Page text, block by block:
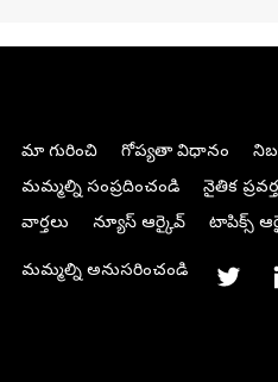
మా గురించి గోప్యతా విధానం
మమ్మల్ని సంప్రదించండి
నైతిక
వార్తలు
న్యూస్ ఆర్కైవ్ టాపిక్స్
మమ్మల్ని అనుసరించండి